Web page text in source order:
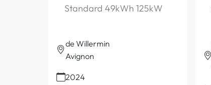
Standard 49kWh 125kW
de Willermin
Avignon
2024